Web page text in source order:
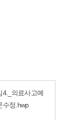
4._의료사고예
수정.hwp